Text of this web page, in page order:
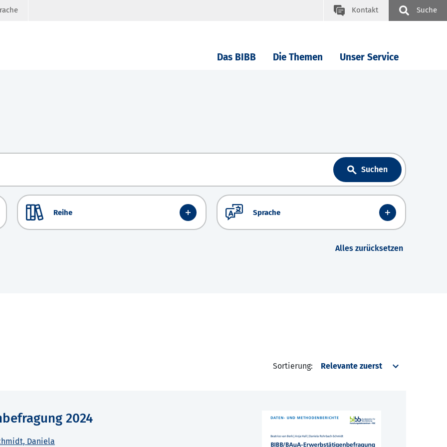
Kontakt Suche
Das BIBB Die Themen Unser Service
Suchen
Reihe Sprache
Alles zurücksetzen
Sortierung:
2024
Daniela